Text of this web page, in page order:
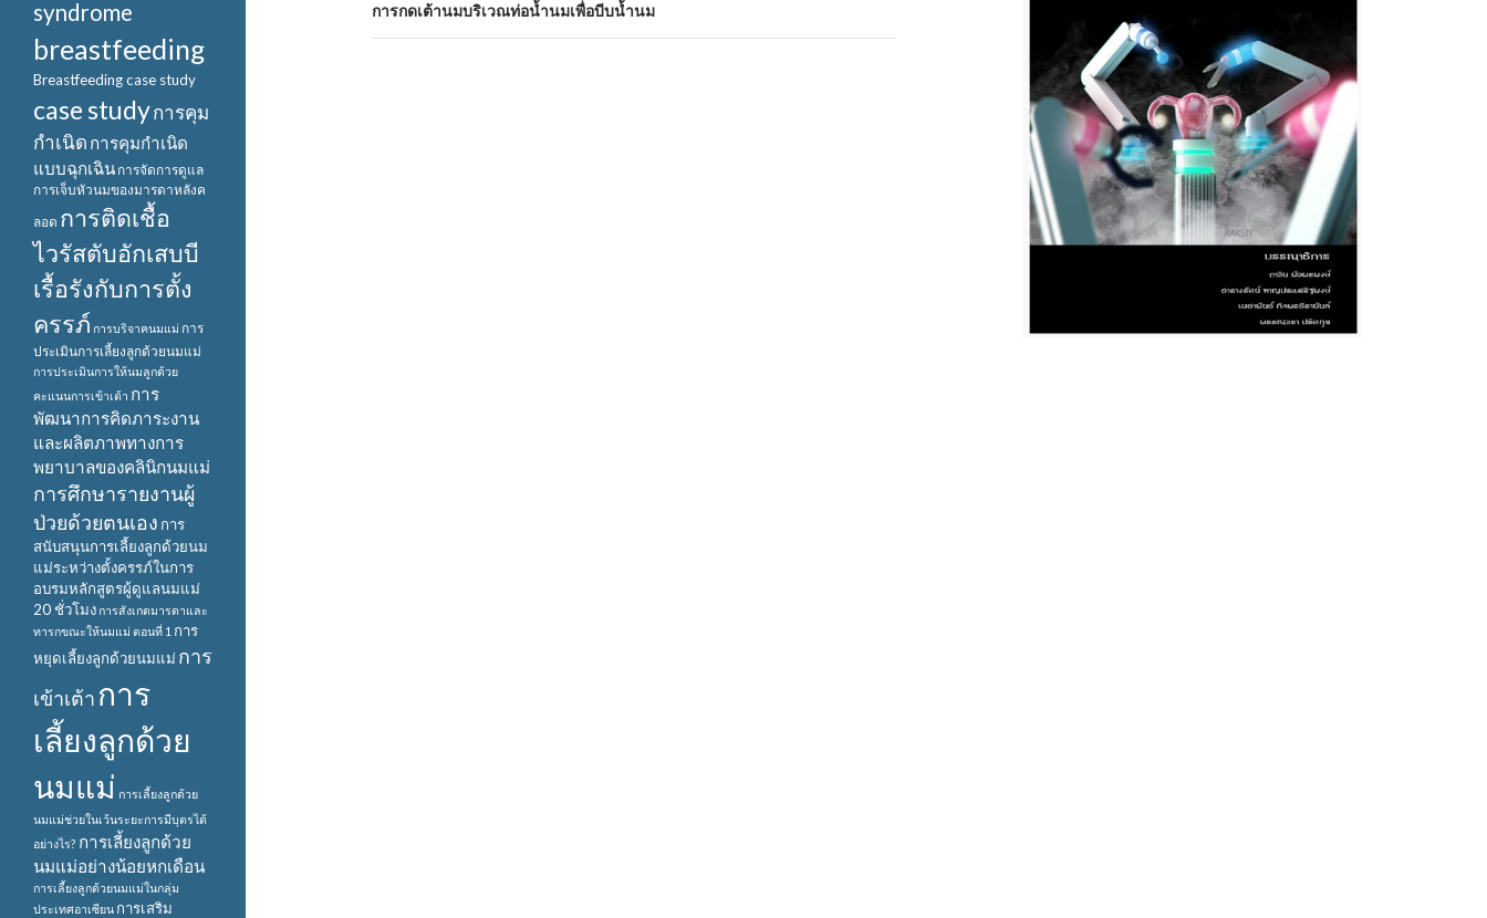
การกดเต้านมบริเวณท่อน้ำนมเพื่อบีบน้ำนม
syndrome
breastfeeding
Breastfeeding case study
case studyการคุม
กำเนิด การคุมกำเนิด
แบบฉุกเฉิน การจัดการดูแล
การเจ็บหัวนมของมารดาหลังค
ลอด การติดเชื้อ
ไวรัสตับอักเสบบี
เรื้อรังกับการตั้ง
ครรภ์ การบริจาคนมแม่ การ
ประเมินการเลี้ยงลูกด้วยนมแม่
การประเมินการให้นมลูกด้วย
คะแนนการเข้าเต้า การ
พัฒนาการคิดภาระงาน
และผลิตภาพทางการ
พยาบาลของคลินิกนมแม่
การศึกษารายงานผู้
ป่วยด้วยตนเอง การ
สนับสนุนการเลี้ยงลูกด้วยนม
แม่ระหว่างตั้งครรภ์ในการ
อบรมหลักสูตรผู้ดูแลนมแม่
20 ชั่วโมงการสังเกตมารดาและ
ทารกขณะให้นมแม่ ตอนที่ 1 การ
หยุดเลี้ยงลูกด้วยนมแม่ การ
เข้าเต้าการ
เลี้ยงลูกด้วย
นมแม่ การเลี้ยงลูกด้วย
นมแม่ช่วยในเว้นระยะการมีบุตรได้
อย่างไร? การเลี้ยงลูกด้วย
นมแม่อย่างน้อยหกเดือน
การเลี้ยงลูกด้วยนมแม่ในกลุ่ม
ประเทศอาเซียน การเสริม